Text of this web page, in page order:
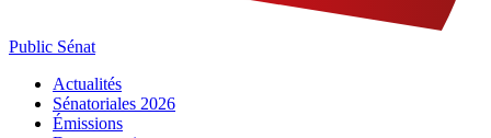
Public Sénat
Actualités
Sénatoriales 2026
Émissions